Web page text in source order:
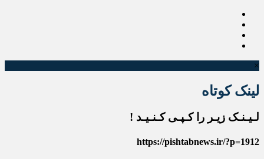
×
لینک کوتاه
لـیـنـک زیـر را کـپـی کـنـیـد !
https://pishtabnews.ir/?p=1912